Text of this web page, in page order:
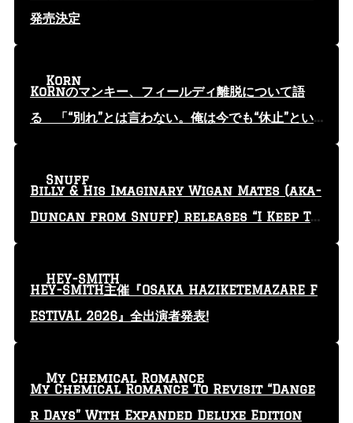
発売決定
KoRnのマンキー、フィールディ離脱について語
る 「“別れ”とは言わない。俺は今でも“休止”とい
Korn
Billy & His Imaginary Wigan Mates (aka-
Duncan from Snuff) releases “I Keep Tr
Snuff
HEY-SMITH主催『OSAKA HAZIKETEMAZARE F
ESTIVAL 2026』全出演者発表!
HEY-SMITH
My Chemical Romance To Revisit “Dange
r Days” With Expanded Deluxe Edition
My Chemical Romance